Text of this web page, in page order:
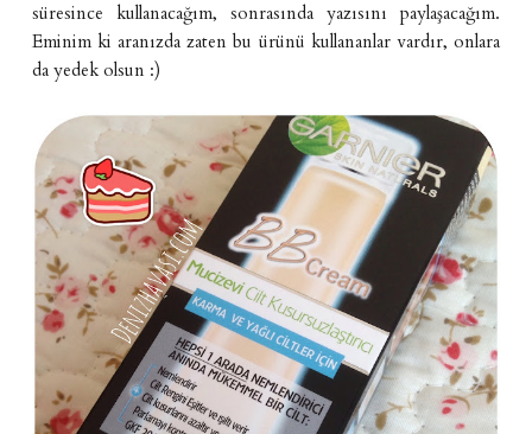
süresince kullanacağım, sonrasında yazısını paylaşacağım.
Eminim ki aranızda zaten bu ürünü kullananlar vardır, onlara
da yedek olsun :)